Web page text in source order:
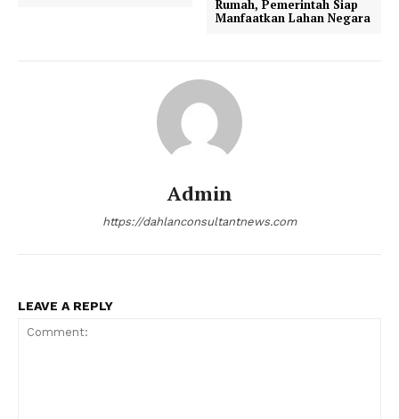
Rumah, Pemerintah Siap
Manfaatkan Lahan Negara
Admin
https://dahlanconsultantnews.com
LEAVE A REPLY